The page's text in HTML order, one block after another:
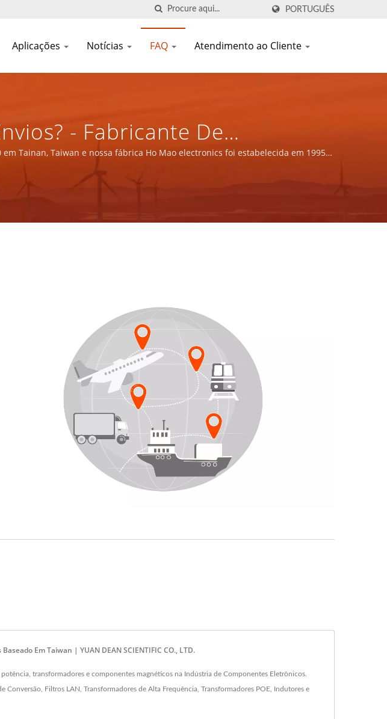
PORTUGUÊS
Aplicações Notícias FAQ Atendimento ao Cliente
- Fabricante De
Baseado Em Taiwan |
Tainan, Taiwan e nossa fábrica Ho Mao electronics foi estabelecida em 1995
e IATF16949.
Em Taiwan | YUAN DEAN SCIENTIFIC CO., LTD.
transformadores e componentes magnéticos na Indústria de Componentes Eletrônicos.
Filtros LAN, Transformadores de Alta Frequência, Transformadores POE, Indutores e